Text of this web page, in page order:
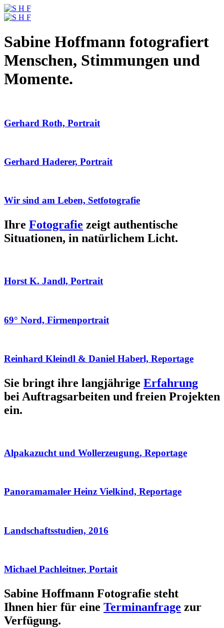
Sabine Hoffmann fotografiert
Menschen, Stimmungen und
Momente.
Gerhard Roth, Portrait
Gerhard Haderer, Portrait
Wir sind am Leben, Setfotografie
Ihre Fotografie zeigt authentische
Situationen, in natürlichem Licht.
Horst K. Jandl, Portrait
69° Nord, Firmenportrait
Reinhard Kleindl & Daniel Haberl, Reportage
Sie bringt ihre langjährige Erfahrung
bei Auftragsarbeiten und freien Projekten
ein.
Alpakazucht und Wollerzeugung, Reportage
Panoramamaler Heinz Vielkind, Reportage
Landschaftsstudien, 2016
Michael Pachleitner, Portait
Sabine Hoffmann Fotografie steht
Ihnen hier für eine Terminanfrage zur
Verfügung.